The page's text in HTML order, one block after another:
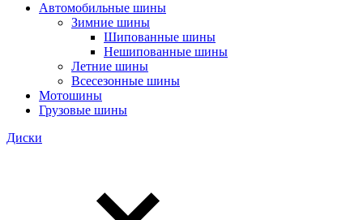
Автомобильные шины
Зимние шины
Шипованные шины
Нешипованные шины
Летние шины
Всесезонные шины
Мотошины
Грузовые шины
Диски